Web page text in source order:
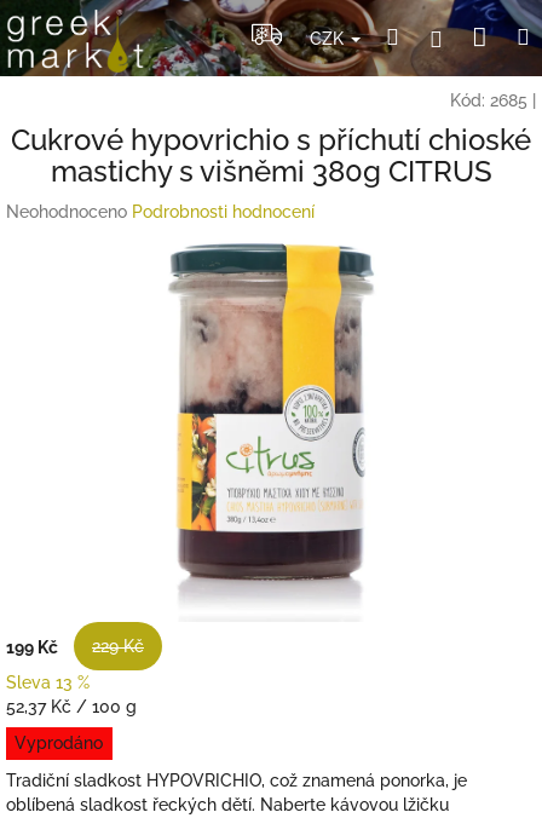
na
obsah
CZK HledatPřihlášení
Kód: 2685
Cukrové hypovrichio s příchutí chioské
mastichy s višněmi 380g CITRUS
Průměrné
Neohodnoceno Podrobnosti hodnocení
199 Kč
229 Kč
Sleva 13 %
Měrná
cena:
52,37 Kč / 100 g
Vyprodáno
Tradiční sladkost HYPOVRICHIO, což znamená ponorka, je
oblíbená sladkost řeckých dětí. Naberte kávovou lžičku